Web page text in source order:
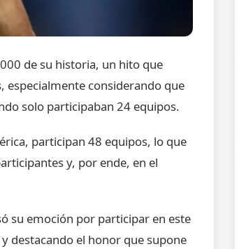
de su historia, un hito que
especialmente considerando que
solo participaban 24 equipos.
participan 48 equipos, lo que
y, por ende, en el
su emoción por participar en este
destacando el honor que supone